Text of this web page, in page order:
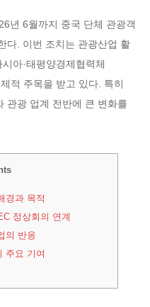
년 6월까지 중국 단체 관광객
다. 이번 조치는 관광산업 활
아·태평양경제협력체
적 주목을 받고 있다. 특히
관광 업계 전반에 큰 변화를
경과 목적
정상회의 연계
의 반응
주요 기여